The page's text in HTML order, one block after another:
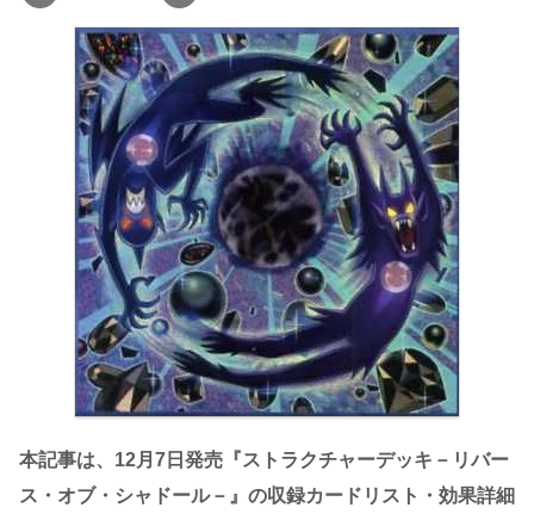
本記事は、12月7日発売『ストラクチャーデッキ－リバー
ス・オブ・シャドール－』の収録カードリスト・効果詳細